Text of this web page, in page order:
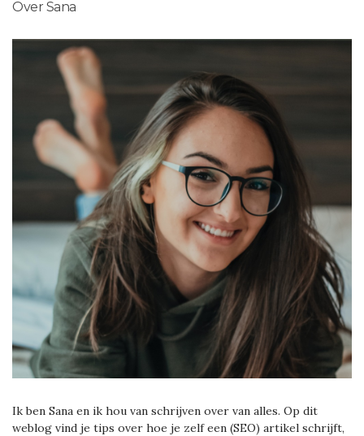
Over Sana
Ik ben Sana en ik hou van schrijven over van alles. Op dit
weblog vind je tips over hoe je zelf een (SEO) artikel schrijft,